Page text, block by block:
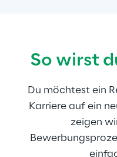
So wirst
Du möchtest ein
Karriere auf ein
zeigen